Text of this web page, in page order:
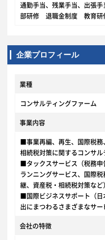
通勤手当、残業手当、出張
部研修 退職金制度 教育研
企業プロフィール
業種
コンサルティングファーム
事業内容
■事業再編、再生、国際税務
相続税対策に関するコンサル
■タックスサービス（税務
ランニングサービス、国際
継、資産税・相続税対策など）
■国際ビジネスサポート（
出にまつわるさまざまなサー
会社の特徴